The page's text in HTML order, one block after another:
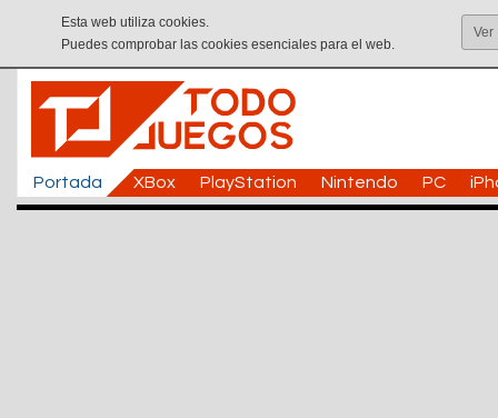
Esta web utiliza cookies.
Puedes comprobar las cookies esenciales para el web.
Ver
Portada XBox PlayStation Nintendo PC